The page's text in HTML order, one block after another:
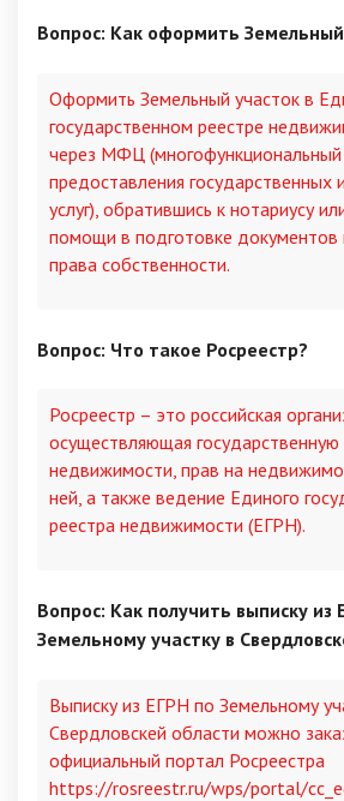
Вопрос: Как оформить Земельный
Оформить Земельный участок в
государственном реестре
через МФЦ (многофункциональный
предоставления государственных
услуг), обратившись к нотариусу
помощи в подготовке документов
права собственности.
Вопрос: Что такое Росреестр?
Росреестр – это российская
осуществляющая государственную
недвижимости, прав на
ней, а также ведение Единого
реестра недвижимости (ЕГРН).
Вопрос: Как получить выписку из
Земельному участку в
Выписку из ЕГРН по Земельному
Свердловскей области можно
официальный портал Росреестра
https://rosreestr.ru/wps/portal/